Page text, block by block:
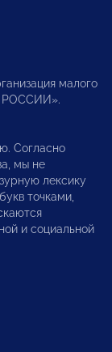
малого
РОССИИ».
Согласно
мы не
лексику
точками,
и социальной